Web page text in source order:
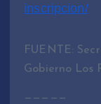
inscripcion/
FUENTE:
Gobierno Los
—————